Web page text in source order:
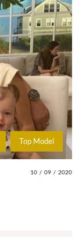
Top Model
10 / 09 / 2020